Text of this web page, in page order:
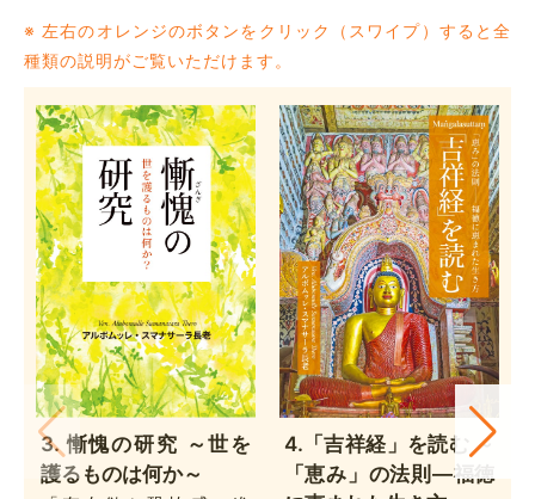
※ 左右のオレンジのボタンをクリック（スワイプ）すると全
種類の説明がご覧いただけます。
3. 慚愧の研究 ～世を
護るものは何か～
4.「吉祥経」を読む ～
「恵み」の法則―福徳